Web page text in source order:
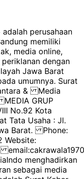
perusahaan
memiliki
media online,
dengan
Jawa Barat
umumnya. Surat
& Media
GRUP
No.92 Kota
Tata Usaha : Jl.
Barat. Phone:
Website:
menghadirkan
sebagai media